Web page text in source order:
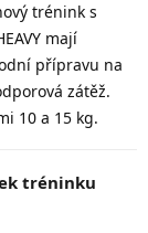
trénink s
mají
přípravu na
zátěž.
10 a 15 kg.
tréninku